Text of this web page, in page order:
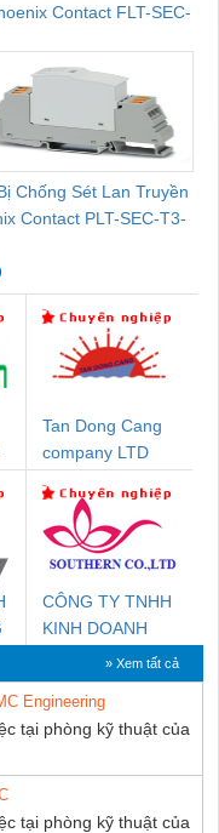
Contact FLT-SEC-
Chống Sét Lan Truyền
Contact PLT-SEC-T3-
Tan Dong Cang
company LTD
CÔNG TY TNHH
KINH DOANH
DỊCH VỤ XNK
PHƯƠNG NAM
» Xem tất cả
Engineering
tại phòng kỹ thuật của
tại phòng kỹ thuật của